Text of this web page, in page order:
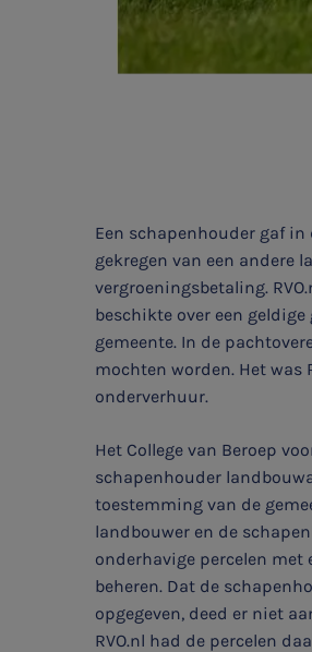
Een schapenhouder gaf
gekregen van een andere
vergroeningsbetaling.
beschikte over een
gemeente. In de
mochten worden. Het was
onderverhuur.
Het College van Beroep
schapenhouder
toestemming van de
landbouwer en de
onderhavige percelen
beheren. Dat de
opgegeven, deed er niet
RVO.nl had de percelen